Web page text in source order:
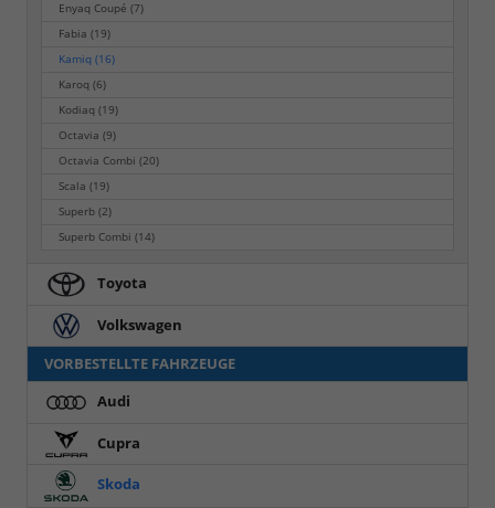
Enyaq Coupé(7)
Fabia(19)
Kamiq(16)
Karoq(6)
Kodiaq(19)
Octavia(9)
Octavia Combi(20)
Scala(19)
Superb(2)
Superb Combi(14)
Toyota
Volkswagen
VORBESTELLTE FAHRZEUGE
Audi
Cupra
Skoda